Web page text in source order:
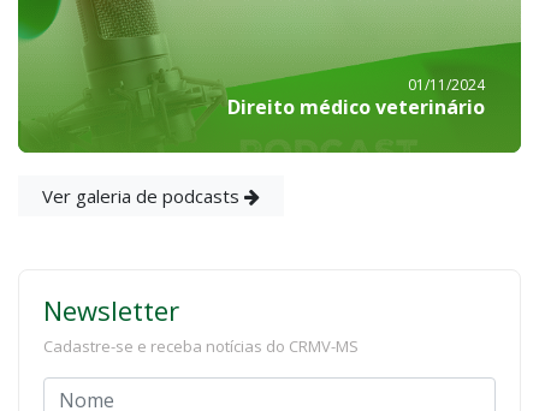
01/11/2024
Direito médico veterinário
Ver galeria de podcasts
Newsletter
Cadastre-se e receba notícias do CRMV-MS